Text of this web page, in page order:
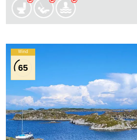
Wind
65